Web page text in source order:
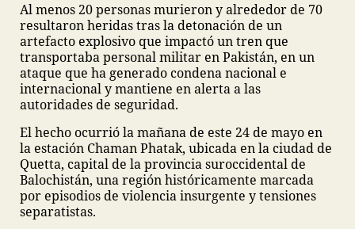
Al menos 20 personas murieron y alrededor de 70
resultaron heridas tras la detonación de un
artefacto explosivo que impactó un tren que
transportaba personal militar en Pakistán, en un
ataque que ha generado condena nacional e
internacional y mantiene en alerta a las
autoridades de seguridad.
El hecho ocurrió la mañana de este 24 de mayo en
la estación Chaman Phatak, ubicada en la ciudad de
Quetta, capital de la provincia suroccidental de
Balochistán, una región históricamente marcada
por episodios de violencia insurgente y tensiones
separatistas.